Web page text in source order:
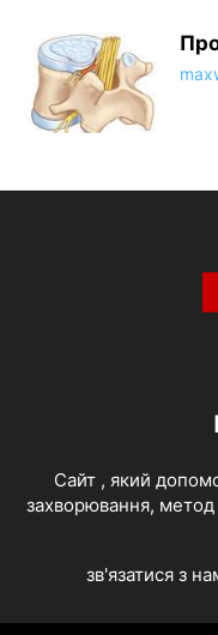
Cайт , який
захворювання, метод
зв'язатися з